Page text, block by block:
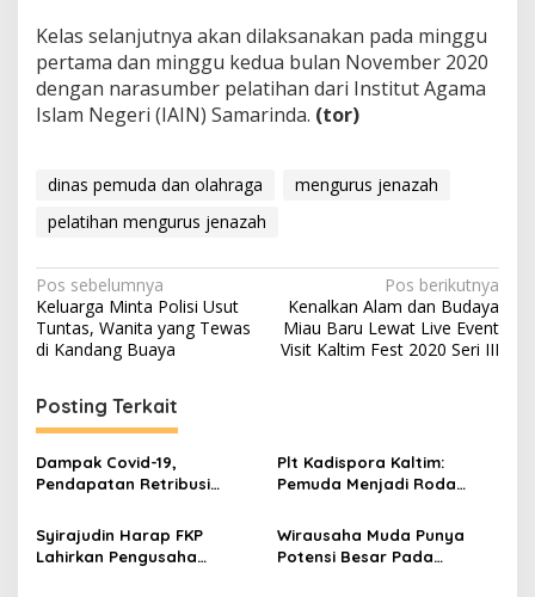
Kelas selanjutnya akan dilaksanakan pada minggu
pertama dan minggu kedua bulan November 2020
dengan narasumber pelatihan dari Institut Agama
Islam Negeri (IAIN) Samarinda. (tor)
dinas pemuda dan olahraga
mengurus jenazah
pelatihan mengurus jenazah
Navigasi
pos
Pos sebelumnya
Keluarga Minta Polisi Usut
Tuntas, Wanita yang Tewas
di Kandang Buaya
Pos berikutnya
Kenalkan Alam dan Budaya
Miau Baru Lewat Live Event
Visit Kaltim Fest 2020 Seri III
Posting Terkait
Dampak Covid-19,
Pendapatan Retribusi
Palaran Samarinda
Menurun
Plt Kadispora Kaltim:
Pemuda Menjadi Roda
Syirajudin Harap FKP
Lahirkan Pengusaha
Wirausaha Muda Punya
Potensi Besar Pada